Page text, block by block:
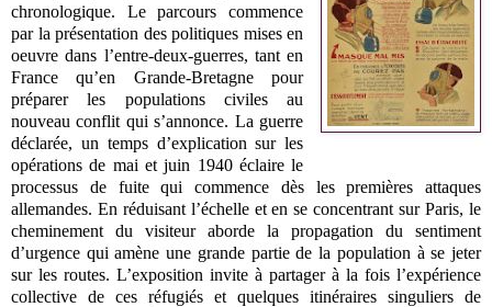
chronologique. Le parcours commence
par la présentation des politiques mises en
oeuvre dans l’entre-deux-guerres, tant en
France qu’en Grande-Bretagne pour
préparer les populations civiles au
nouveau conflit qui s’annonce. La guerre
déclarée, un temps d’explication sur les
opérations de mai et juin 1940 éclaire le
processus de fuite qui commence dès les premières attaques
allemandes. En réduisant l’échelle et en se concentrant sur Paris, le
cheminement du visiteur aborde la propagation du sentiment
d’urgence qui amène une grande partie de la population à se jeter
sur les routes. L’exposition invite à partager à la fois l’expérience
collective de ces réfugiés et quelques itinéraires singuliers de